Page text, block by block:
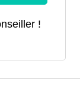
!